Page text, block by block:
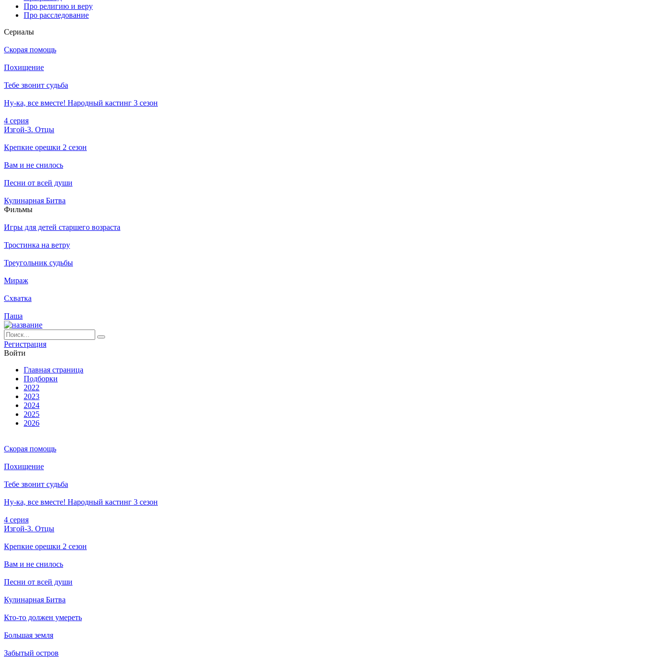
Про религию и веру
Про расследование
Се­риа­лы
Скорая помощь
Похищение
Тебе звонит судьба
Ну-ка, все вместе! Народный кастинг 3 сезон
4 серия
Изгой-3. Отцы
Крепкие орешки 2 сезон
Вам и не снилось
Песни от всей души
Кулинарная Битва
Филь­мы
Игры для детей старшего возраста
Тростинка на ветру
Треугольник судьбы
Мираж
Схватка
Паша
Ре­ги­ст­ра­ция
Вой­ти
Глав­ная стра­ни­ца
Подборки
2022
2023
2024
2025
2026
Скорая помощь
Похищение
Тебе звонит судьба
Ну-ка, все вместе! Народный кастинг 3 сезон
4 серия
Изгой-3. Отцы
Крепкие орешки 2 сезон
Вам и не снилось
Песни от всей души
Кулинарная Битва
Кто-то должен умереть
Большая земля
Забытый остров